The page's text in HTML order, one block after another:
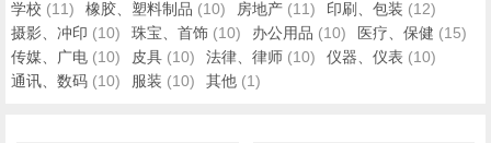
学校 (11) 橡胶、塑料制品 (10) 房地产 (11) 印刷、包装 (12)
摄影、冲印 (10) 珠宝、首饰 (10) 办公用品 (10) 医疗、保健 (15)
传媒、广电 (10) 皮具 (10) 法律、律师 (10) 仪器、仪表 (10)
通讯、数码 (10) 服装 (10) 其他 (1)